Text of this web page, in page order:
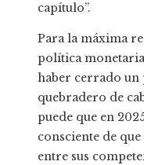
capítulo”.
Para la máxima
política
haber cerrado un
quebradero de
puede que en
consciente de que
entre sus